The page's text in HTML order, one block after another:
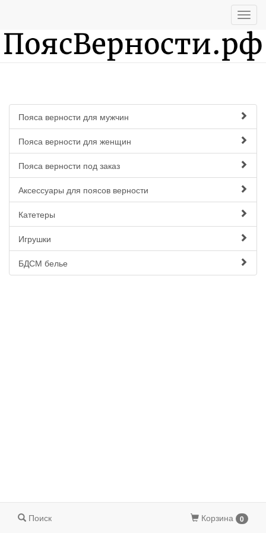
Пояса верности для мужчин
Пояса верности для женщин
Пояса верности под заказ
Аксессуары для поясов верности
Катетеры
Игрушки
БДСМ белье
Поиск Корзина 0